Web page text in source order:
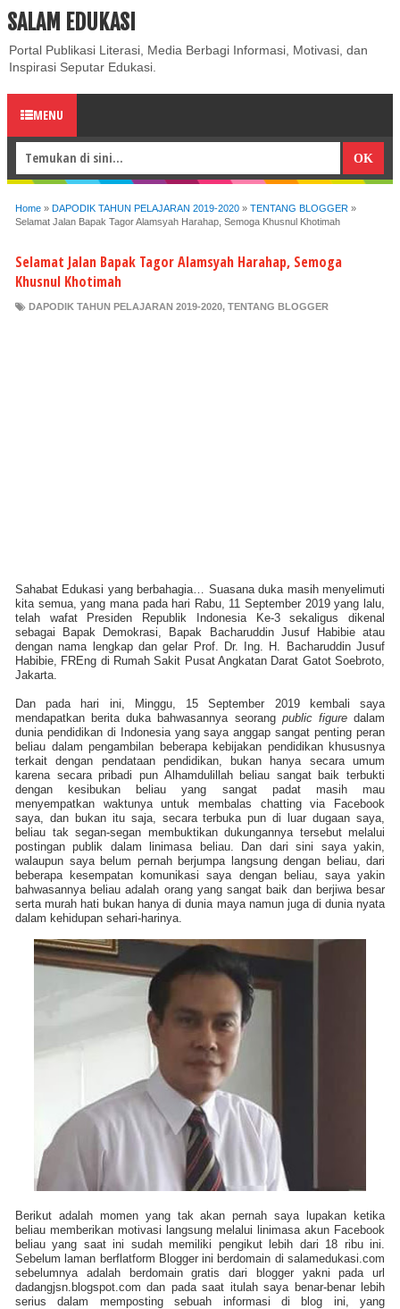
ABOUT CONTACT US
SALAM EDUKASI
Portal Publikasi Literasi, Media Berbagi Informasi, Motivasi, dan
Inspirasi Seputar Edukasi.
MENU
Home » DAPODIK TAHUN PELAJARAN 2019-2020 » TENTANG BLOGGER »
Selamat Jalan Bapak Tagor Alamsyah Harahap, Semoga Khusnul Khotimah
Selamat Jalan Bapak Tagor Alamsyah Harahap, Semoga
Khusnul Khotimah
DAPODIK TAHUN PELAJARAN 2019-2020, TENTANG BLOGGER
Sahabat Edukasi yang berbahagia… Suasana duka masih menyelimuti
kita semua, yang mana pada hari Rabu, 11 September 2019 yang lalu,
telah wafat Presiden Republik Indonesia Ke-3 sekaligus dikenal
sebagai Bapak Demokrasi, Bapak Bacharuddin Jusuf Habibie atau
dengan nama lengkap dan gelar Prof. Dr. Ing. H. Bacharuddin Jusuf
Habibie, FREng di Rumah Sakit Pusat Angkatan Darat Gatot Soebroto,
Jakarta.
Dan pada hari ini, Minggu, 15 September 2019 kembali saya
mendapatkan berita duka bahwasannya seorang public figuredalam
dunia pendidikan di Indonesia yang saya anggap sangat penting peran
beliau dalam pengambilan beberapa kebijakan pendidikan khususnya
terkait dengan pendataan pendidikan, bukan hanya secara umum
karena secara pribadi pun Alhamdulillah beliau sangat baik terbukti
dengan kesibukan beliau yang sangat padat masih mau
menyempatkan waktunya untuk membalas chatting via Facebook
saya, dan bukan itu saja, secara terbuka pun di luar dugaan saya,
beliau tak segan-segan membuktikan dukungannya tersebut melalui
postingan publik dalam linimasa beliau. Dan dari sini saya yakin,
walaupun saya belum pernah berjumpa langsung dengan beliau, dari
beberapa kesempatan komunikasi saya dengan beliau, saya yakin
bahwasannya beliau adalah orang yang sangat baik dan berjiwa besar
serta murah hati bukan hanya di dunia maya namun juga di dunia nyata
dalam kehidupan sehari-harinya.
Berikut adalah momen yang tak akan pernah saya lupakan ketika
beliau memberikan motivasi langsung melalui linimasa akun Facebook
beliau yang saat ini sudah memiliki pengikut lebih dari 18 ribu ini.
Sebelum laman berflatform Blogger ini berdomain di salamedukasi.com
sebelumnya adalah berdomain gratis dari blogger yakni pada url
dadangjsn.blogspot.com dan pada saat itulah saya benar-benar lebih
serius dalam memposting sebuah informasi di blog ini, yang